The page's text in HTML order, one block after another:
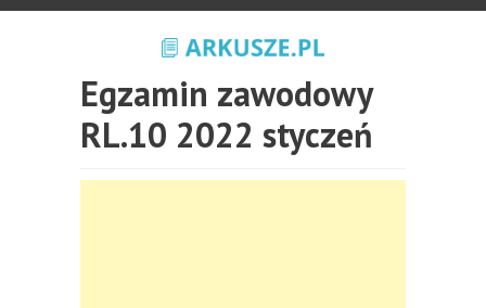
Egzamin zawodowy
RL.10 2022 styczeń